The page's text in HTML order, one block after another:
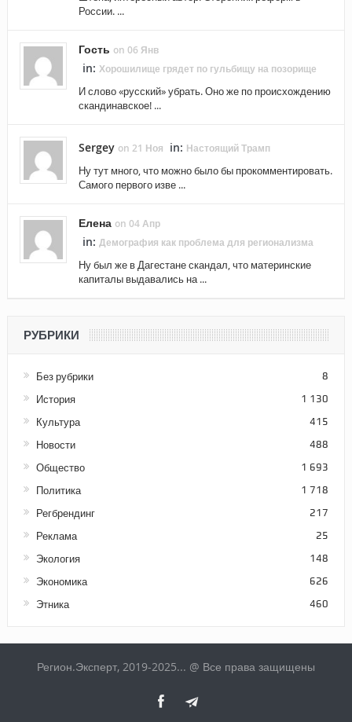
России. ...
Гость on 06 Янв
in: Хорошилище грядет по гульбищу на позорище
И слово «русский» убрать. Оно же по происхождению
скандинавское! ...
Sergey on 21 Ноя in: Настоящий Трамп
Ну тут много, что можно было бы прокомментировать.
Самого первого изве ...
Елена on 04 Апр
in: Демография как проблема для регионализма
Ну был же в Дагестане скандал, что материнские
капиталы выдавались на ...
РУБРИКИ
Без рубрики 8
История 1 130
Культура 415
Новости 488
Общество 1 693
Политика 1 718
Регбрендинг 217
Реклама 25
Экология 148
Экономика 626
Этника 460
Регион.Эксперт, 2019-2025... @ Все права защищены